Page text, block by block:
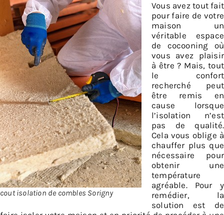
cout isolation de combles Sorigny
Vous avez tout fait
pour faire de votre
maison un
véritable espace
de cocooning où
vous avez plaisir
à être ? Mais, tout
le confort
recherché peut
être remis en
cause lorsque
l’isolation n’est
pas de qualité.
Cela vous oblige à
chauffer plus que
nécessaire pour
obtenir une
température
agréable. Pour y
remédier, la
solution est de